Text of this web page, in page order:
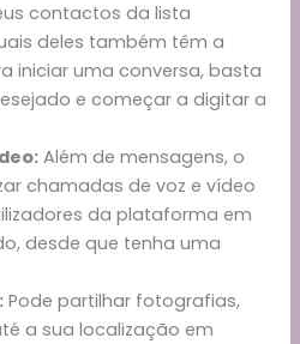
contactos da lista
deles também têm a
iniciar uma conversa, basta
e começar a digitar a
Além de mensagens, o
chamadas de voz e vídeo
da plataforma em
desde que tenha uma
Pode partilhar fotografias,
a sua localização em